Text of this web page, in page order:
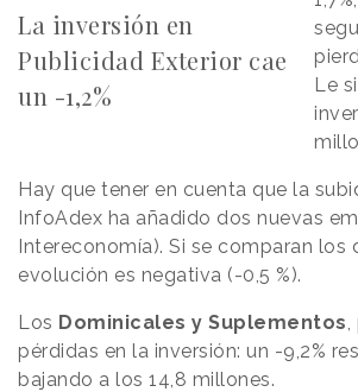
La inversión en
Publicidad Exterior cae
un -1,2%
Le
Hay que tener en cuenta que la
InfoAdex ha añadido dos nuevas
Intereconomía). Si se comparan los
evolución es negativa (-0,5 %).
Los Dominicales y Suplementos
pérdidas en la inversión: un -9,2%
bajando a los 14,8 millones.